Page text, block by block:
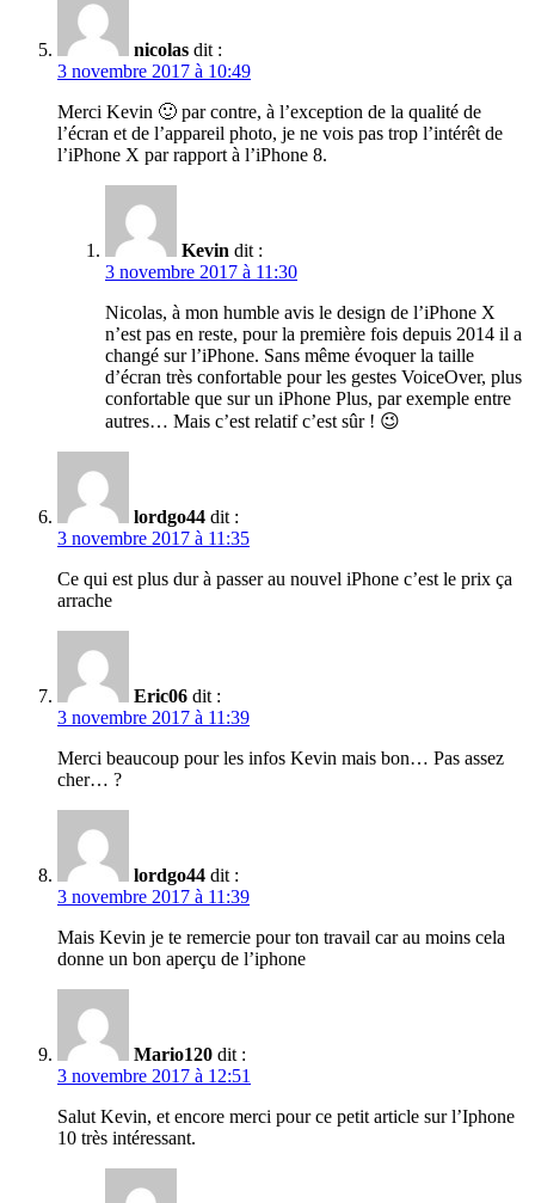
nicolas dit :
3 novembre 2017 à 10:49
Merci Kevin 🙂 par contre, à l’exception de la qualité de
l’écran et de l’appareil photo, je ne vois pas trop l’intérêt de
l’iPhone X par rapport à l’iPhone 8.
Kevin dit :
3 novembre 2017 à 11:30
Nicolas, à mon humble avis le design de l’iPhone X
n’est pas en reste, pour la première fois depuis 2014 il a
changé sur l’iPhone. Sans même évoquer la taille
d’écran très confortable pour les gestes VoiceOver, plus
confortable que sur un iPhone Plus, par exemple entre
autres… Mais c’est relatif c’est sûr ! 😉
lordgo44 dit :
3 novembre 2017 à 11:35
Ce qui est plus dur à passer au nouvel iPhone c’est le prix ça
arrache
Eric06 dit :
3 novembre 2017 à 11:39
Merci beaucoup pour les infos Kevin mais bon… Pas assez
cher… ?
lordgo44 dit :
3 novembre 2017 à 11:39
Mais Kevin je te remercie pour ton travail car au moins cela
donne un bon aperçu de l’iphone
Mario120 dit :
3 novembre 2017 à 12:51
Salut Kevin, et encore merci pour ce petit article sur l’Iphone
10 très intéressant.